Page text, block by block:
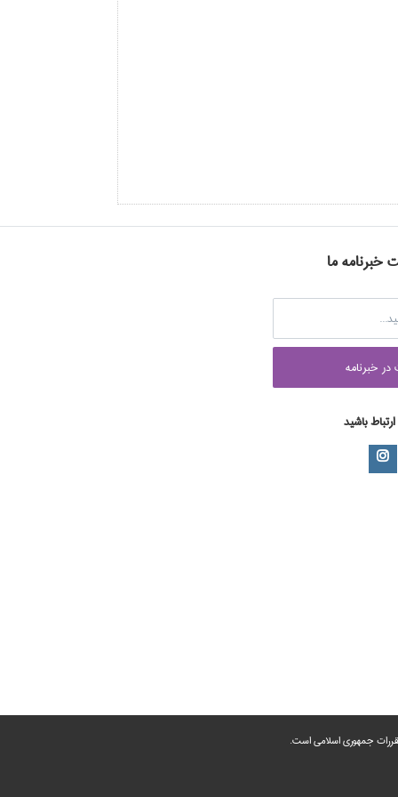
خبرنامه ما
خبرنامه
باشید
جمهوری اسلامی است.